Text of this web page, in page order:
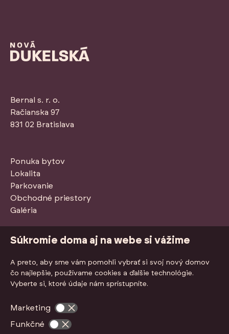
Bernal s. r. o.
Račianska 97
831 02 Bratislava
Ponuka bytov
Lokalita
Parkovanie
Obchodné priestory
Galéria
Stiahnuť PDF so štandardmi
Súkromie doma aj na webe si vážime
A preto, aby sme vám pomohli vybrať si svoj nový domov
čo najlepšie, používame cookies a ďalšie technológie.
Vyberte si, ktoré údaje nám sprístupníte.
Marketing
Funkčné